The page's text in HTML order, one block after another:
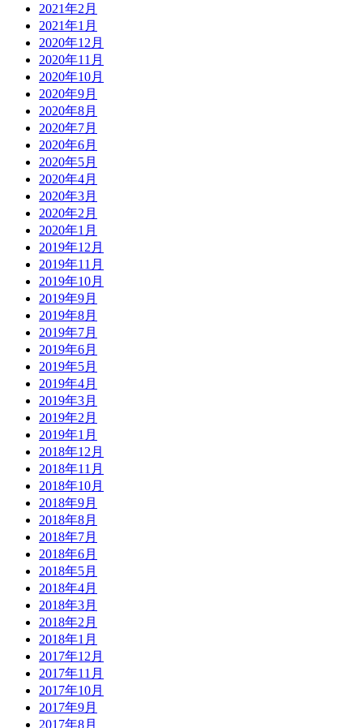
2021年2月
2021年1月
2020年12月
2020年11月
2020年10月
2020年9月
2020年8月
2020年7月
2020年6月
2020年5月
2020年4月
2020年3月
2020年2月
2020年1月
2019年12月
2019年11月
2019年10月
2019年9月
2019年8月
2019年7月
2019年6月
2019年5月
2019年4月
2019年3月
2019年2月
2019年1月
2018年12月
2018年11月
2018年10月
2018年9月
2018年8月
2018年7月
2018年6月
2018年5月
2018年4月
2018年3月
2018年2月
2018年1月
2017年12月
2017年11月
2017年10月
2017年9月
2017年8月